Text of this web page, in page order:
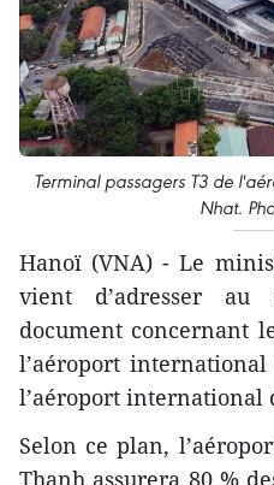
Terminal passagers T3 de
Nhat.
Hanoï (VNA) - Le
vient d’adresser
document concernant
l’aéroport
l’aéroport international
Selon ce plan,
Thanh assurera 80 %